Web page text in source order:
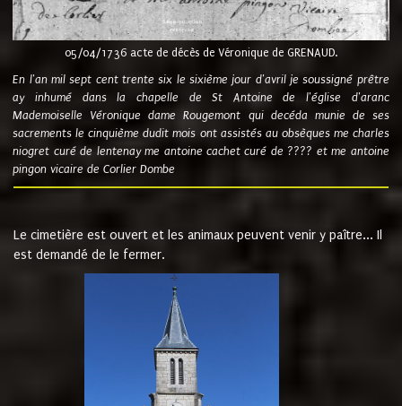
05/04/1736 acte de décès de Véronique de GRENAUD.
En l'an mil sept cent trente six le sixième jour d'avril je soussigné prêtre
ay inhumé dans la chapelle de St Antoine de l'église d'aranc
Mademoiselle Véronique dame Rougemont qui decéda munie de ses
sacrements le cinquième dudit mois ont assistés au obsèques me charles
niogret curé de lentenay me antoine cachet curé de ???? et me antoine
pingon vicaire de Corlier Dombe
Le cimetière est ouvert et les animaux peuvent venir y paître... Il
est demandé de le fermer.